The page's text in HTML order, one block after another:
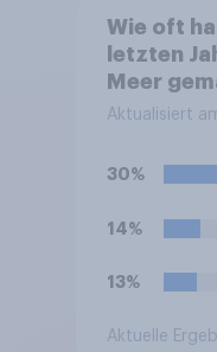
Wie oft
letzten
Meer
Aktualisiert
30%
14%
13%
Aktuelle